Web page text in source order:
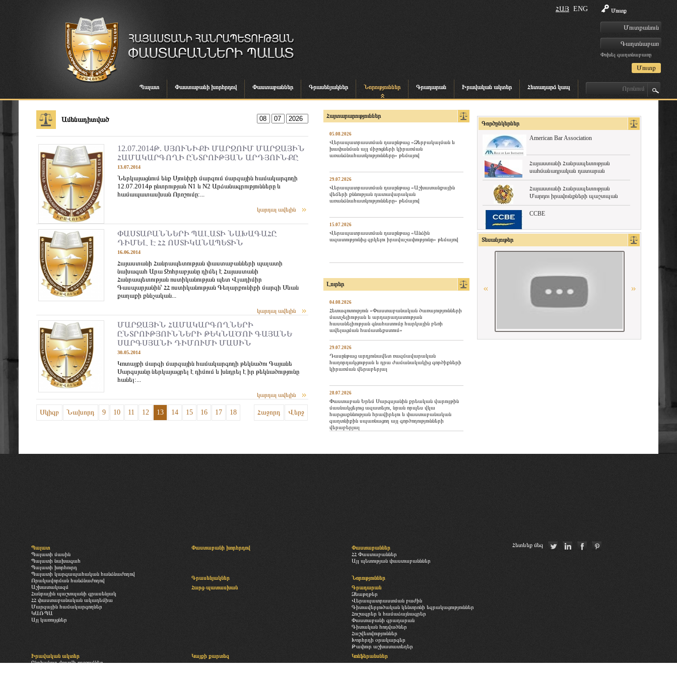
Մուտք
Փոխել գաղտնաբառը
ՀԱՅ ENG
Պալատ Փաստաբանի խորհրդով Փաստաբաններ Գրասենյակներ Նորություններ Գրադարան Իրավական ակտեր Հետադարձ կապ
Ամենադիտված
12.07.2014Թ. ՍՅՈՒՆԻՔԻ ՄԱՐԶՈՒՄ ՄԱՐԶԱՅԻՆ
ՀԱՄԱԿԱՐԳՈՂԻ ԸՆՏՐՈՒԹՅԱՆ ԱՐԴՅՈՒՆՔԸ
13.07.2014
Ներկայացնում ենք Սյունիքի մարզում մարզային համակարգողի
12.07.2014թ ընտրության N1 և N2 Արձանագրությունները և
համապատասխան Որոշումը:...
կարդալ ավելին
ՓԱՍՏԱԲԱՆՆԵՐԻ ՊԱԼԱՏԻ ՆԱԽԱԳԱՀԸ
ԴԻՄԵԼ Է ՀՀ ՈՍՏԻԿԱՆԱՊԵՏԻՆ
16.06.2014
Հայաստանի Հանրապետության փաստաբանների պալատի
նախագահ Արա Զոհրաբյանը դիմել է Հայաստանի
Հանրապետության ոստիկանության պետ Վլադիմիր
Գասպարյանին՝ ՀՀ ոստիկանության Գեղարքունիքի մարզի Սևան
քաղաքի քննչական...
կարդալ ավելին
ՄԱՐԶԱՅԻՆ ՀԱՄԱԿԱՐԳՈՂՆԵՐԻ
ԸՆՏՐՈՒԹՅՈՒՆՆԵՐԻ ԹԵԿՆԱԾՈՒ ԳԱՅԱՆԵ
ՍԱՐԳՍՅԱՆԻ ԴԻՄՈՒՄԻ ՄԱՍԻՆ
30.05.2014
Կոտայքի մարզի մարզային համակարգողի թեկնածու Գայանե
Սարգսյանը ներկայացրել է դիմում և խնդրել է իր թեկնածությունը
հանել:...
կարդալ ավելին
Սկիզբ Նախորդ 9 10 11 12 13 14 15 16 17 18 Վերջ
Հաջորդ
Հայտարարություններ
05.08.2026
Վերապատրաստման դասընթաց «Ձերբակալման և
խափանման այլ միջոցների կիրառման
առանձնահատկությունները» թեմայով
29.07.2026
Վերապատրաստման դասընթաց «Աշխատանքային
վեճերի քննության դատավարական
առանձնահատկությունները» թեմայով
15.07.2026
Վերապատրաստման դասընթաց «Անձին
ազատությունից զրկելու իրավաչափությունը» թեմայով
Լուրեր
04.08.2026
Հետազոտություն «Փաստաբանական ծառայությունների
մատչելիության և արդարադատության
հասանելիության գնահատումը հարկային բեռի
ավելացման համատեքստում»
29.07.2026
Դասընթաց արդյունավետ ռազմավարական
հաղորդակցության և դրա ժամանակակից գործիքների
կիրառման վերաբերյալ
28.07.2026
Փաստաբան Երեմ Սարգսյանին քրեական վարույթին
մասնակցելուց ազատելու, նրան որպես վկա
հարցաքննության հրավիրելու և փաստաբանական
գաղտնիքին սպառնացող այլ գործողությունների
վերաբերյալ
Գործընկերներ
American Bar Association
Հայաստանի Հանրապետության
սահմանադրական դատարան
Հայաստանի Հանրապետության
Մարդու իրավունքների պաշտպան
CCBE
հիմնադրամի (IRZ)
Georgian Bar Association
Ordre des Avocats de Marseille
Ordre des avocats de Paris
Տեսանյութեր
Պալատ
Պալատի մասին
Պալատի նախագահ
Պալատի խորհուրդ
Պալատի կարգապահական հանձնաժողով
Որակավորման հանձնաժողով
Աշխատակազմ
Հանրային պաշտպանի գրասենյակ
ՀՀ փաստաբանական ակադեմիա
Մարզային համակարգողներ
ԿԱՌՊԱ
Այլ կառույցներ
Փաստաբանի խորհրդով
Փաստաբաններ
ՀՀ Փաստաբաններ
Այլ պետության փաստաբանններ
Գրասենյակներ
Նորություններ
Հարց-պատասխան
Գրադարան
Ձևաթղթեր
Վերապատրաստման բաժին
Գիտավերլուծական կենտրոնի եզրակացություններ
Հուշագրեր և համաձայնագրեր
Փաստաբանի գրադարան
Գիտական հոդվածներ
Հաշվետվություններ
Խորհրդի օրակարգեր
Թափուր աշխատատեղեր
Իրավական ակտեր
Ընդհանուր ժողովի որոշումներ
Կայքի քարտեզ
Կոնֆերանսներ
Հետևեք մեզ